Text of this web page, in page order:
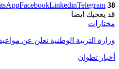
38
FacebookLinkedinTelegram
قد يعجبك ايضا
مختارات
وزارة التربية الوطنية تعلن عن
أخبار تطوان